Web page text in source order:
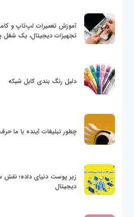
آموزش تعمیرات لپ‌تاپ و
تجهیزات دیجیتال، یک شغل
دلیل رنگ بندی کابل شبکه
چطور تبلیغات آینده با ما
دیجیتال